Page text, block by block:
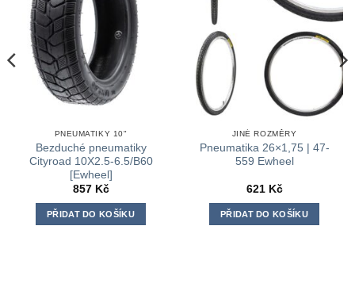
PNEUMATIKY 10"
Bezduché pneumatiky
Cityroad 10X2.5-6.5/B60
[Ewheel]
857 Kč
PŘIDAT DO KOŠÍKU
JINÉ ROZMĚRY
Pneumatika 26×1,75 | 47-
559 Ewheel
621 Kč
PŘIDAT DO KOŠÍKU